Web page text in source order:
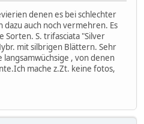
denen es bei schlechter
dazu auch noch vermehren. Es
Sorten. S. trifasciata "Silver
mit silbrigen Blättern. Sehr
, von denen
mache z.Zt. keine fotos,